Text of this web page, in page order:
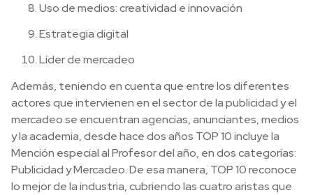
Uso de medios: creatividad e innovación
Estrategia digital
Líder de mercadeo
Además, teniendo en cuenta que entre los diferentes
actores que intervienen en el sector de la publicidad y el
mercadeo se encuentran agencias, anunciantes, medios
y la academia, desde hace dos años TOP 10 incluye la
Mención especial al Profesor del año, en dos categorías:
Publicidad y Mercadeo. De esa manera, TOP 10 reconoce
lo mejor de la industria, cubriendo las cuatro aristas que